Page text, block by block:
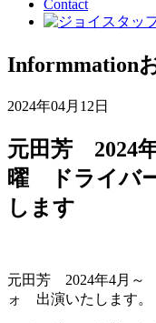
Contact
Informmation
2024年04月12日
元田芳 2024
曜 ドライバ
します
元田芳 2024年4月
ォ 出演いたします。